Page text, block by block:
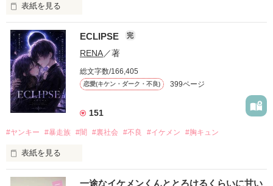
表紙を見る
「好きだったから、別れを選んだ。」
モテる人を好きになるのが怖かった。
だから私は、中学時代に大好きだった彼を自分から振った。
もう会うことはないと思っていたのに、
高校生になって再会した彼は、隣の学校で”王子様”と呼ばれる
他の女の子には冷たいのに
私にだけ昔と変わらない笑顔を向けてくる。
ECLIPSE 完
RENA／著
総文字数/166,405
恋愛(キケン・ダーク・不良) 399ページ
151
#ヤンキー #暴走族 #闇 #裏社会 #不良 #イケメン #胸キュン
表紙を見る
表紙画像はAIです
一途なイケメンくんととろけるくらいに甘い